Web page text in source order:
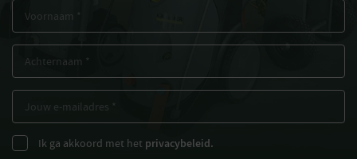
Ik ga akkoord met het privacybeleid.